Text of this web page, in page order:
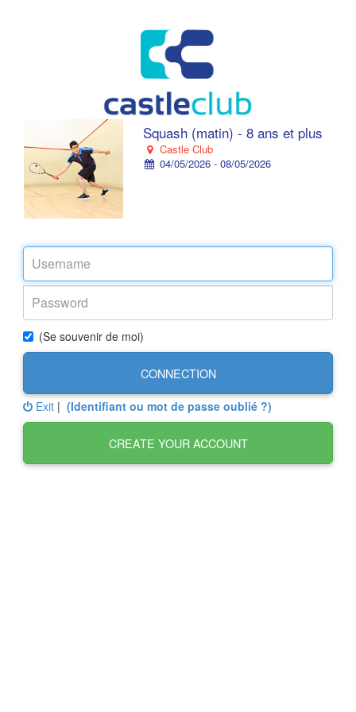
Squash (matin) - 8 ans et plus
Castle Club
04/05/2026 - 08/05/2026
(Se souvenir de moi)
CONNECTION
Exit | (Identifiant ou mot de passe oublié ?)
CREATE YOUR ACCOUNT